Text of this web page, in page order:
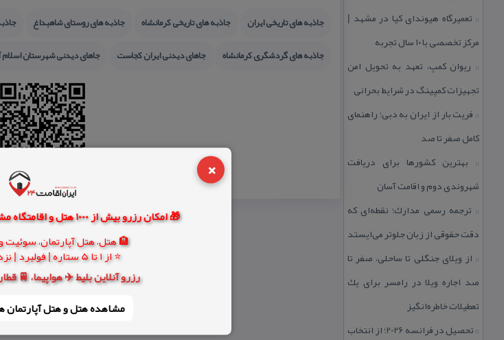
×
🎁 امکان رزرو بیش از 1000 هتل و اقامتگاه مشهد با 80% تخفیف واقعی
🏨 هتل، هتل آپارتمان، سوئیت
⭐ از 1 تا 5 ستاره | فولبرد | نزدیک حرم
رزرو آنلاین بلیط ✈️ هواپیما، 🚆
مشاهده هتل و هتل‌
:: تعمیرگاه هیوندای كیا در مشهد |
مركز تخصصی با ۱۰ سال تجربه
:: ریوان كمپ، تعهد به تحویل امن
تجهیزات كمپینگ در شرایط بحرانی
:: فریت بار از ایران به دبی؛ راهنمای
كامل صفر تا صد
:: بهترین كشورها برای دریافت
شهروندی دوم و اقامت آسان
:: ترجمه رسمی مدارك؛ نقطه‌ای كه
دقت حقوقی از زبان جلوتر می‌ایستد
:: از ویلای جنگلی تا ساحلی، صفر تا
صد اجاره ویلا در رامسر برای یك
تعطیلات خاطره‌انگیز
::
تحصیل در فرانسه 2026؛ از انتخاب
جاذبه های تاریخی ایران جاذبه های تاریخی كرمانشاه جاذبه های روستای شاهبداغ
جاذبه های گردشگری كرمانشاه
جاهای دیدنی ایران كجاست جاهای دیدنی شهرستان اسلام